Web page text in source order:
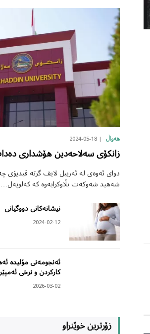
هەواڵ 2024-05-18
زانکۆی سەلاحەدین هۆشداری
دوای ئەوەی لە ئەربیل لایف گرتە ڤیدیۆی
شەهید شەوکەت بڵاوکرایەوە کە کەلوپەل…
نیشانەکانی دووگیانی
2024-02-12
ئەنجومەنی مۆلیدە
کارکردن و نرخی
2026-03-02
زۆرترین خوێنراو